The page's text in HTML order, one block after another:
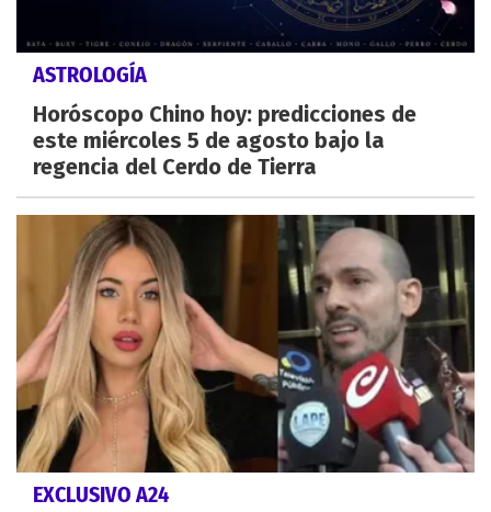
ASTROLOGÍA
Horóscopo Chino hoy: predicciones de
este miércoles 5 de agosto bajo la
regencia del Cerdo de Tierra
EXCLUSIVO A24